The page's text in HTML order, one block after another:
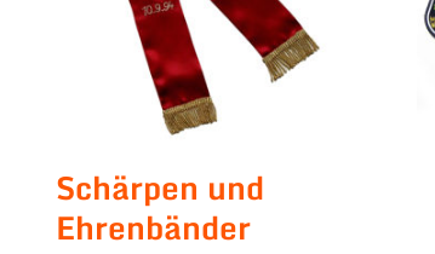
Schärpen und
Ehrenbänder